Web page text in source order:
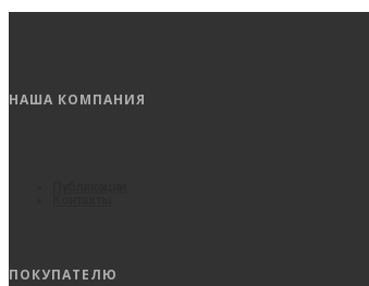
НАША КОМПАНИЯ
ПОКУПАТЕЛЮ